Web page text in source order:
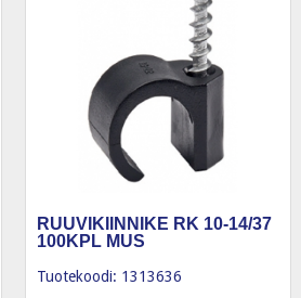
RUUVIKIINNIKE RK 10-14/37
100KPL MUS
Tuotekoodi: 1313636